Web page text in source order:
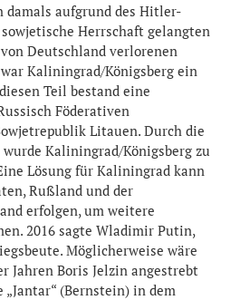
damals aufgrund des Hitler-
Herrschaft gelangten
Deutschland verlorenen
Kaliningrad/Königsberg ein
Teil bestand eine
Föderativen
Litauen. Durch die
Kaliningrad/Königsberg zu
Lösung für Kaliningrad kann
Rußland und der
erfolgen, um weitere
2016 sagte Wladimir Putin,
Möglicherweise wäre
Jahren Boris Jelzin angestrebt
(Bernstein) in dem